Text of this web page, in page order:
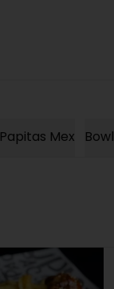
Papitas Mex Bowl